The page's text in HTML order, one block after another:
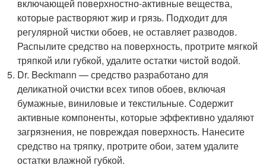
включающей поверхностно-активные вещества,
которые растворяют жир и грязь. Подходит для
регулярной чистки обоев, не оставляет разводов.
Распылите средство на поверхность, протрите мягкой
тряпкой или губкой, удалите остатки чистой водой.
Dr. Beckmann — средство разработано для
деликатной очистки всех типов обоев, включая
бумажные, виниловые и текстильные. Содержит
активные компоненты, которые эффективно удаляют
загрязнения, не повреждая поверхность. Нанесите
средство на тряпку, протрите обои, затем удалите
остатки влажной губкой.